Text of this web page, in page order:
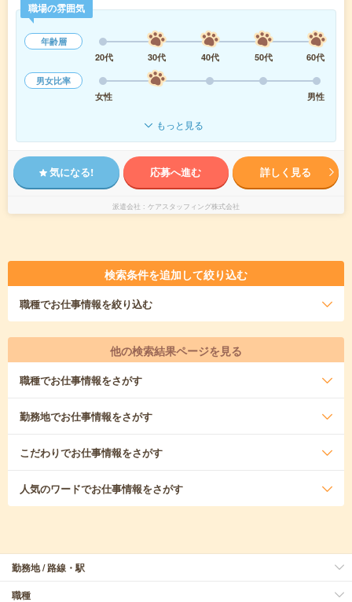
職場の雰囲気
年齢層
20代
30代 40代 50代
60代
男女比率
女性
男性
もっと見る
気になる! 応募へ進む 詳しく見る
派遣会社 ケアスタッフィング株式会社
検索条件を追加して絞り込む
職種でお仕事情報を絞り込む
他の検索結果ページを見る
職種でお仕事情報をさがす
勤務地でお仕事情報をさがす
こだわりでお仕事情報をさがす
人気のワードでお仕事情報をさがす
勤務地 / 路線・駅
職種